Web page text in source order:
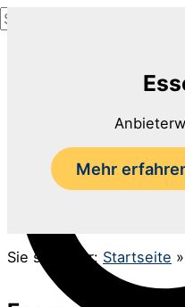
Zum
Inhalt
Suchen
nach:
Mehr
Sie sind hier: Startseite »